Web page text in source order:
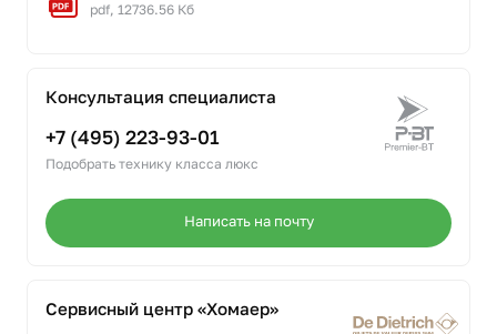
pdf, 12736.56 Кб
Консультация специалиста
+7 (495) 223-93-01
Подобрать технику класса люкс
Написать на почту
Сервисный центр «Хомаер»